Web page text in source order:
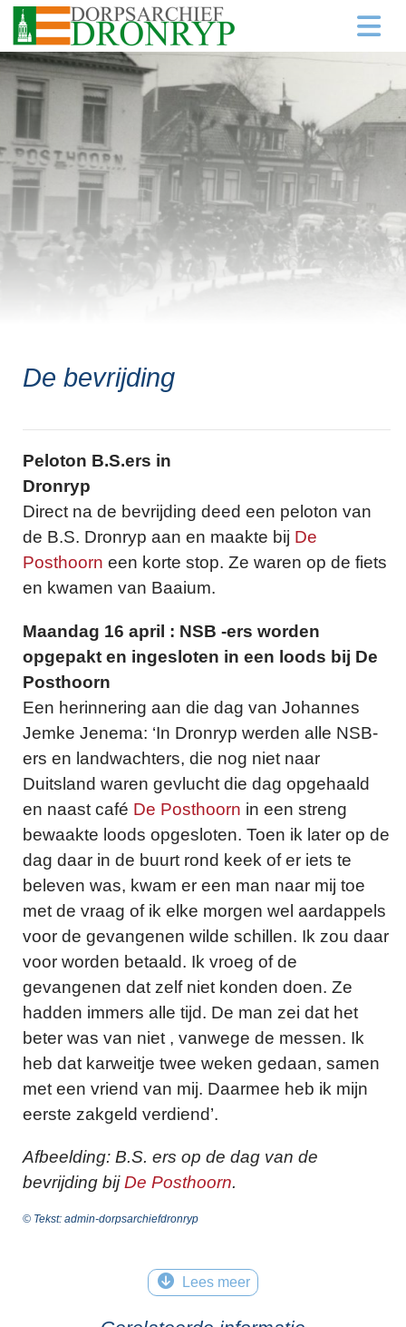
De bevrijding
Peloton B.S.ers in
Dronryp
Direct na de bevrijding deed een peloton van
de B.S. Dronryp aan en maakte bij De
Posthoorn een korte stop. Ze waren op de fiets
en kwamen van Baaium.
Maandag 16 april : NSB -ers worden
opgepakt en ingesloten in een loods bij De
Posthoorn
Een herinnering aan die dag van Johannes
Jemke Jenema: ‘In Dronryp werden alle NSB-
ers en landwachters, die nog niet naar
Duitsland waren gevlucht die dag opgehaald
en naast café De Posthoorn in een streng
bewaakte loods opgesloten. Toen ik later op de
dag daar in de buurt rond keek of er iets te
beleven was, kwam er een man naar mij toe
met de vraag of ik elke morgen wel aardappels
voor de gevangenen wilde schillen. Ik zou daar
voor worden betaald. Ik vroeg of de
gevangenen dat zelf niet konden doen. Ze
hadden immers alle tijd. De man zei dat het
beter was van niet , vanwege de messen. Ik
heb dat karweitje twee weken gedaan, samen
met een vriend van mij. Daarmee heb ik mijn
eerste zakgeld verdiend’.
Afbeelding: B.S. ers op de dag van de
bevrijding bijDe Posthoorn.
© Tekst: admin-dorpsarchiefdronryp
Lees meer